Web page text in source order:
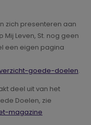
zich presenteren aan
Leven, St. nog geen
een eigen pagina
goede-doelen.
deel uit van het
Doelen, zie
magazine